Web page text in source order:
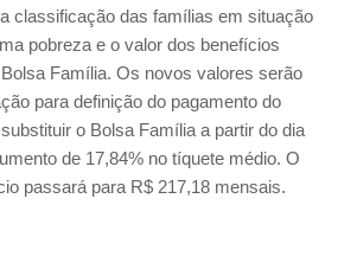
classificação das famílias em situação
pobreza e o valor dos benefícios
Família. Os novos valores serão
para definição do pagamento do
o Bolsa Família a partir do dia
de 17,84% no tíquete médio. O
passará para R$ 217,18 mensais.